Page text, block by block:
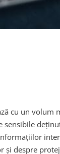
cu un
despre